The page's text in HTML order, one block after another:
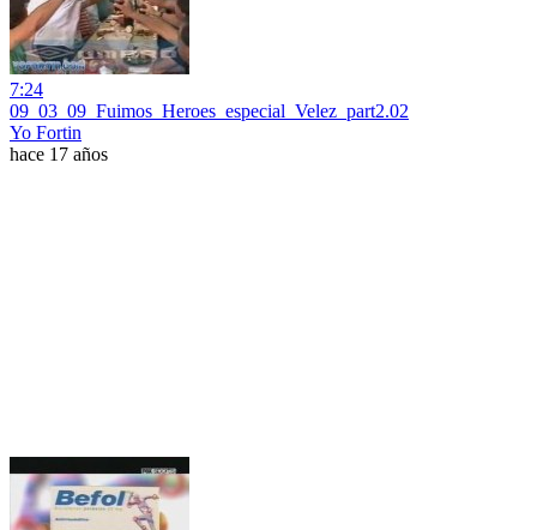
7:24
09_03_09_Fuimos_Heroes_especial_Velez_part2.02
Yo Fortin
hace 17 años